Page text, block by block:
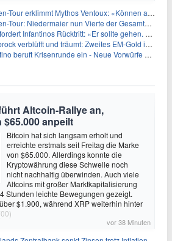
Tour erklimmt Mythos Ventoux: «Können alles schaffen»
Tour: Niedermaier nun Vierte der Gesamtwertung
Infantinos Rücktritt: «Er sollte gehen. Jetzt»
verblüfft und träumt: Zweites EM-Gold in Paris
beruft Krisenrunde ein - Neue Vorwürfe gegen FIFA
Altcoin-Rallye an,
anpeilt
Bitcoin hat sich langsam erholt und
erreichte erstmals seit Freitag die Marke
von $65.000. Allerdings konnte die
Kryptowährung diese Schwelle noch
nicht nachhaltig überwinden. Auch viele
Altcoins mit großer Marktkapitalisierung
Stunden leichte Bewegungen gezeigt.
$1.900, während XRP weiterhin hinter
vor 38 Minuten